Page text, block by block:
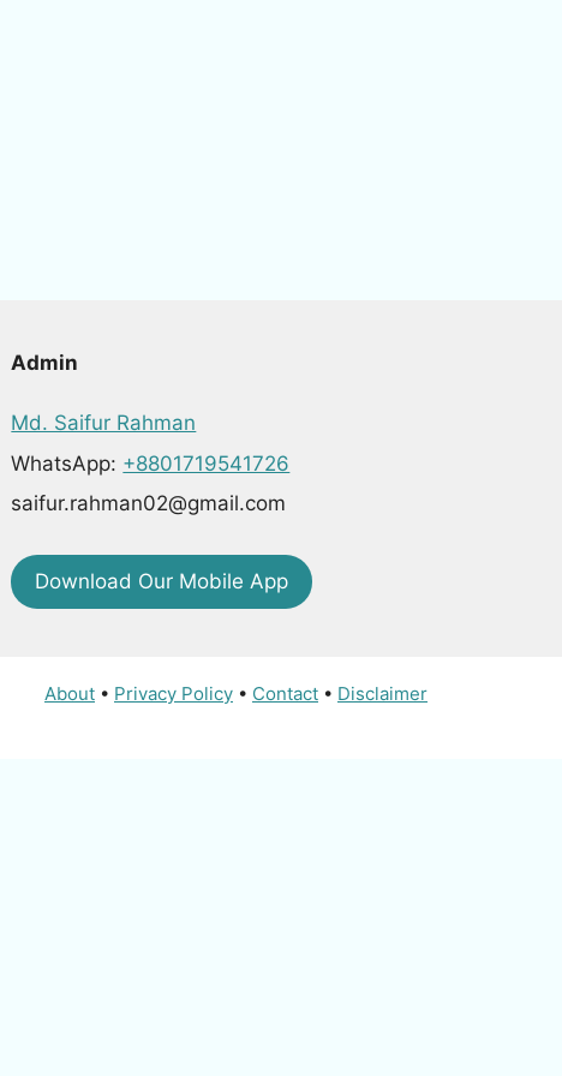
Admin
Md. Saifur Rahman
WhatsApp: +8801719541726
saifur.rahman02@gmail.com
Download Our Mobile App
About • Privacy Policy • Contact • Disclaimer